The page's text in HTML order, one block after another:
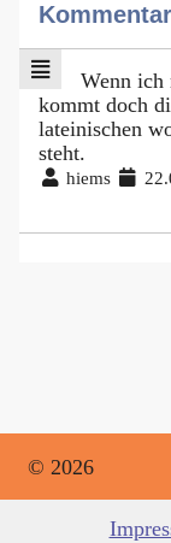
Wenn ich
kommt doch
lateinischen
steht.
hiems
© 2026